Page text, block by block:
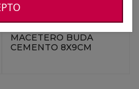
Ref.: 8720007154057
MACETERO BUDA
CEMENTO 8X9CM